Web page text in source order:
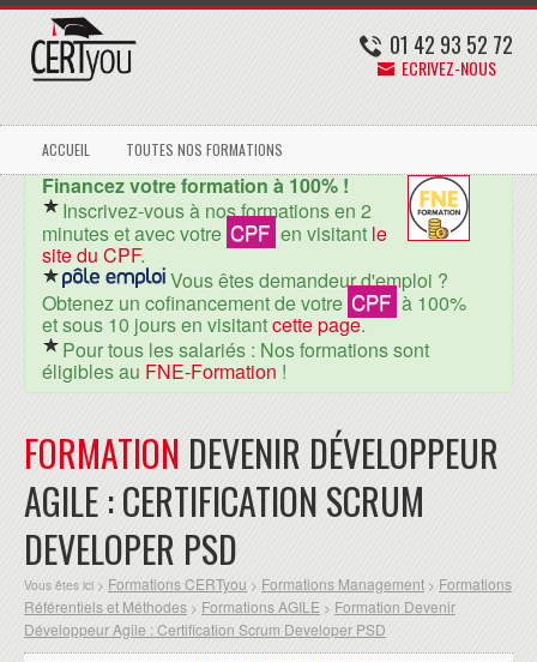
01 42 93 52 72
ECRIVEZ-NOUS
ACCUEIL TOUTES NOS FORMATIONS
Financez votre formation à 100% !
Inscrivez-vous à nos formations en 2
minutes et avec votre CPF en visitant le
site du CPF.
Vous êtes demandeur d'emploi ?
Obtenez un cofinancement de votre CPF à 100%
et sous 10 jours en visitantcette page.
Pour tous les salariés : Nos formations sont
éligibles au FNE-Formation !
FORMATION DEVENIR DÉVELOPPEUR
AGILE : CERTIFICATION SCRUM
DEVELOPER PSD
Vous êtes ici > Formations CERTyou > Formations Management > Formations
Référentiels et Méthodes > Formations AGILE > Formation Devenir
Développeur Agile : Certification Scrum Developer PSD